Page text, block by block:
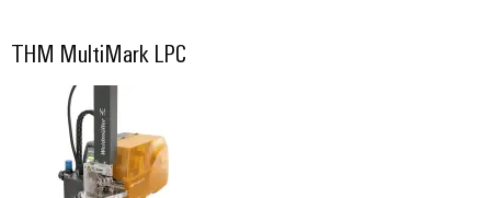
THM MultiMark LPC